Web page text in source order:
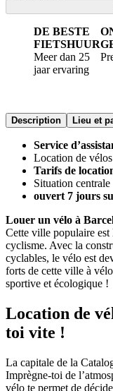
DE BESTE
FIETSHUUR
Meer dan 25
jaar ervaring
Description Lieu et
Service
Location de
Tarifs de
Situation centrale
ouvert 7 jours
Louer un vélo à
Cette ville populaire est
cyclisme. Avec la
cyclables, le vélo est
forts de cette ville à
sportive et écologique !
Location de
toi vite !
La capitale de la
Imprègne-toi de
vélo te permet de